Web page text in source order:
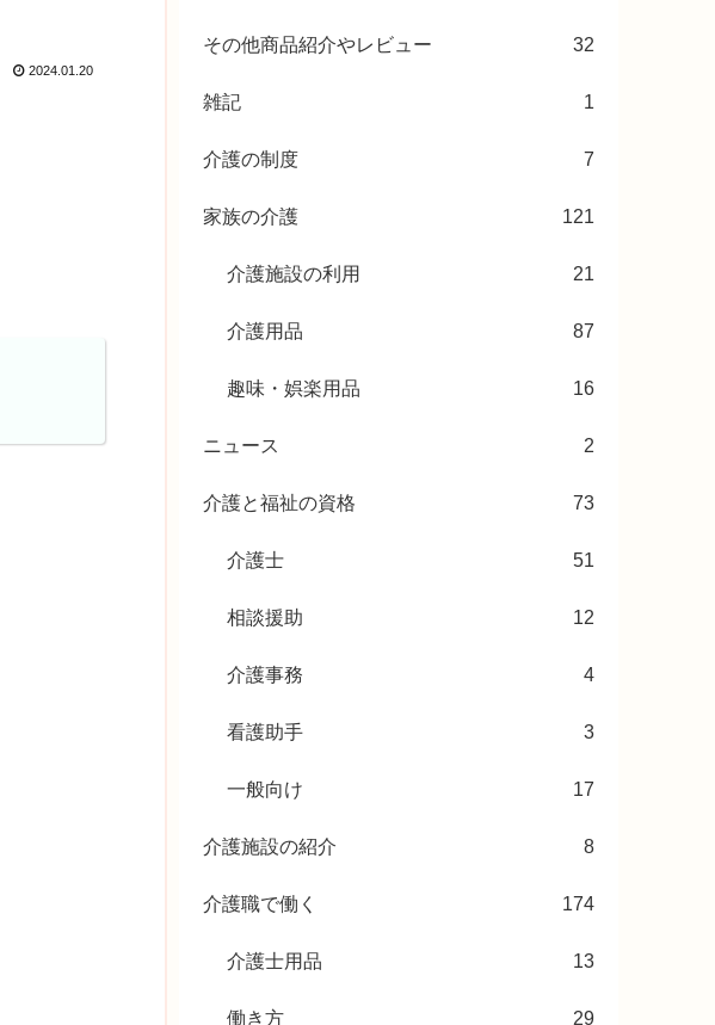
2024.01.20
その他商品紹介やレビュー 32
雑記 1
介護の制度 7
家族の介護 121
介護施設の利用 21
介護用品 87
趣味・娯楽用品 16
ニュース 2
介護と福祉の資格 73
介護士 51
相談援助 12
介護事務 4
看護助手 3
一般向け 17
介護施設の紹介 8
介護職で働く 174
介護士用品 13
働き方 29